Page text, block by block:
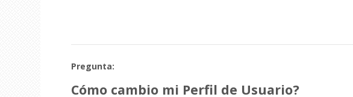
Pregunta:
Cómo cambio mi Perfil de Usuario?